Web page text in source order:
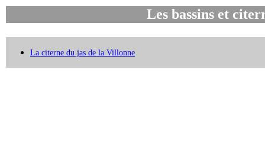
Les bassins et
La citerne du jas de la Villonne